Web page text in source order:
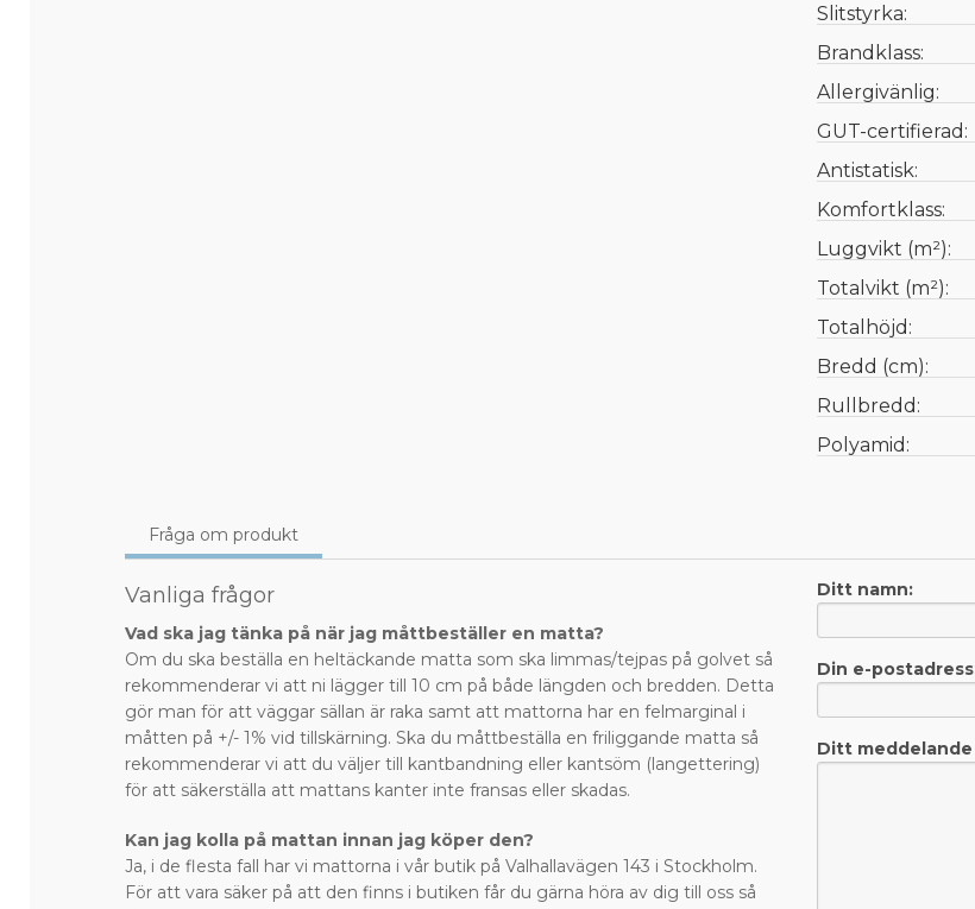
Slitstyrka:
Brandklass:
Allergivänlig:
GUT-certifierad:
Antistatisk:
Komfortklass:
Luggvikt (m²):
Totalvikt (m²):
Totalhöjd:
Bredd (cm):
Rullbredd:
Polyamid:
Fråga om produkt
Vanliga frågor
Vad ska jag tänka på när jag måttbeställer en matta?
Om du ska beställa en heltäckande matta som ska limmas/tejpas på golvet så
rekommenderar vi att ni lägger till 10 cm på både längden och bredden. Detta
gör man för att väggar sällan är raka samt att mattorna har en felmarginal i
måtten på +/- 1% vid tillskärning. Ska du måttbeställa en friliggande matta så
rekommenderar vi att du väljer till kantbandning eller kantsöm (langettering)
för att säkerställa att mattans kanter inte fransas eller skadas.
Kan jag kolla på mattan innan jag köper den?
Ja, i de flesta fall har vi mattorna i vår butik på Valhallavägen 143 i Stockholm.
För att vara säker på att den finns i butiken får du gärna höra av dig till oss så
Ditt namn:
Din e-
Ditt meddelande